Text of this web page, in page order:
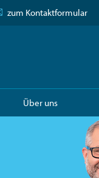
zum Kontaktformular
Über uns